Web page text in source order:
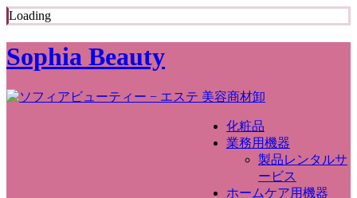
Loading
Sophia Beauty
化粧品
業務用機器
製品レンタルサ
ービス
ホームケア用機器